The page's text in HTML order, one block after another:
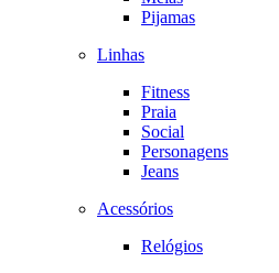
Pijamas
Linhas
Fitness
Praia
Social
Personagens
Jeans
Acessórios
Relógios